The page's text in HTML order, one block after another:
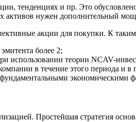
тенденциях и пр. Это
активов нужен дополнительный
акции для покупки. К
более 2;
использовании теории NCAV-
в течение этого периода и в
экономическими
Простейшая стратегия